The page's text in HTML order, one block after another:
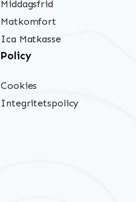
Middagsfrid
Matkomfort
Ica Matkasse
Policy
Cookies
Integritetspolicy